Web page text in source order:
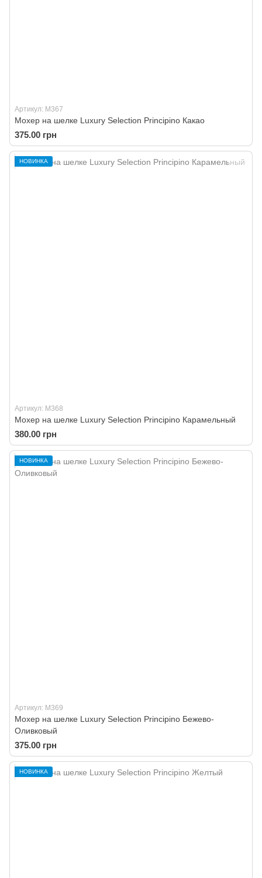
Артикул: M367
Мохер на шелке Luxury Selection Principino Какао
375.00 грн
НОВИНКА
Артикул: M368
Мохер на шелке Luxury Selection Principino Карамельный
380.00 грн
НОВИНКА
Артикул: M369
Мохер на шелке Luxury Selection Principino Бежево-
Оливковый
375.00 грн
НОВИНКА